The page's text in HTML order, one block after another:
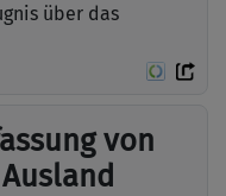
über das
von